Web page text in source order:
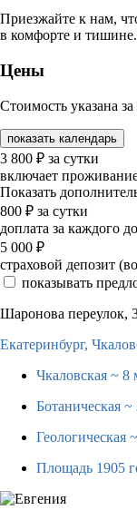
Приезжайте к нам,
в комфорте и тишине.
Цены
Стоимость указана
показать календарь
3 800 ₽ за сутки
включает
Показать
800 ₽ за сутки
доплата за каждого
5 000 ₽
страховой депозит
показывать
Шаронова переулок,
Екатеринбург,
Чкаловская ~ 8
Ботаническая ~
Геологическая
Площадь 1905